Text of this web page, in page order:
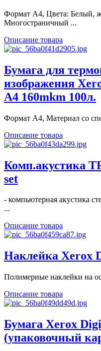
Формат А4, Цвета: Белый,
Многостраничный ...
Описание товара
Бумага для
изображения
A4 160mkm 100л.
Формат А4, Материал со
Описание товара
Комп.акустика
set
- компьютерная акустика
...
Описание товара
Наклейка Xerox
Полимерные наклейки на
Описание товара
Бумага Xerox
(упаковочный